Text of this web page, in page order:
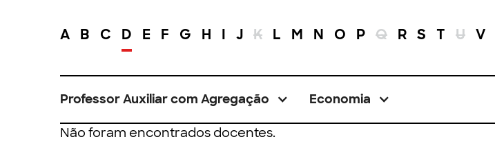
A B C D E F G H I J K L M N O P Q R S T U V
Professor Auxiliar com Agregação Economia
Não foram encontrados docentes.